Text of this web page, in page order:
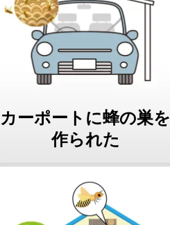
カーポートに蜂の巣を
作られた